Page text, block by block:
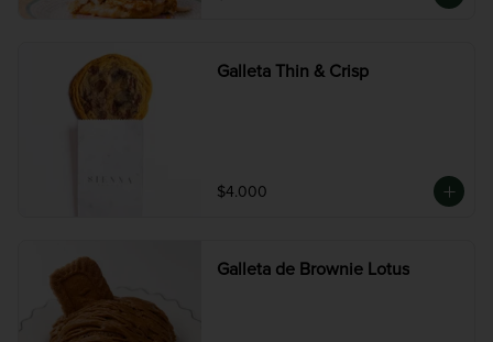
Galleta Thin & Crisp
$4.000
Galleta de Brownie Lotus